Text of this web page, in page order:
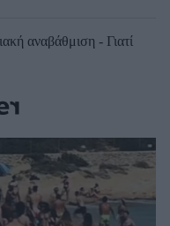
αναβάθμιση - Γιατί